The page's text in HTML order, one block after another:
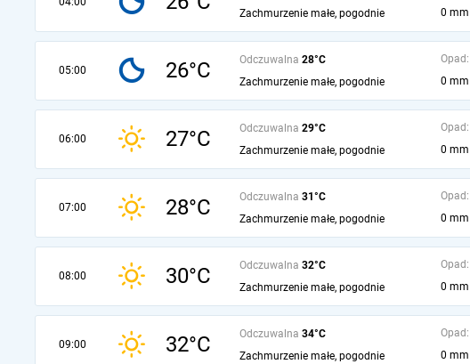
Zachmurzenie małe, pogodnie
0 mm
05:00 26°C Odczuwalna 28°C
Zachmurzenie małe, pogodnie
Opad:
0 mm
06:00 27°C Odczuwalna 29°C
Zachmurzenie małe, pogodnie
Opad:
0 mm
07:00 28°C Odczuwalna 31°C
Zachmurzenie małe, pogodnie
Opad:
0 mm
08:00 30°C Odczuwalna 32°C
Zachmurzenie małe, pogodnie
Opad:
0 mm
09:00 32°C Odczuwalna 34°C
Zachmurzenie małe, pogodnie
Opad:
0 mm